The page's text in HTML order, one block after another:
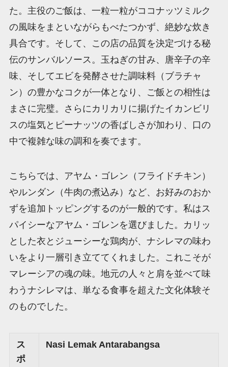
た。主役のご飯は、一粒一粒がココナッツミルク
の風味をまといながらもべたつかず、絶妙な炊き
具合です。そして、この店の品質を決定づける秘
伝のサンバルソース。玉ねぎの甘み、唐辛子の辛
味、そしてエビを発酵させた調味料（ブラチャ
ン）の豊かなコクが一体となり、ご飯との相性は
まさに完璧。さらにカリカリに揚げたイカンビリ
スの塩気とピーナッツの香ばしさが加わり、口の
中で複雑な味の調和を奏でます。
こちらでは、アヤム・ゴレン（フライドチキン）
やルンダン（牛肉の煮込み）など、お好みのおか
ずを追加トッピングするのが一般的です。私はス
パイシーなアヤム・ゴレンを選びました。カリッ
とした衣とジューシーな鶏肉が、ナシレマの味わ
いをより一層引き立ててくれました。これこそが
マレーシアの魂の味。地元の人々と肩を並べて味
わうナシレマは、単なる食事を超えた文化体験そ
のものでした。
ス
ポ
Nasi Lemak Antarabangsa